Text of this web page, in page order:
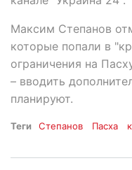
Максим Степанов
которые попали в
ограничения на
– вводить
планируют.
Теги Степанов Пасха